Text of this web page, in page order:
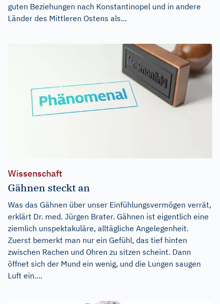
guten Beziehungen nach Konstantinopel und in andere
Länder des Mittleren Ostens als...
Wissenschaft
Gähnen steckt an
Was das Gähnen über unser Einfühlungsvermögen verrät,
erklärt Dr. med. Jürgen Brater. Gähnen ist eigentlich eine
ziemlich unspektakuläre, alltägliche Angelegenheit.
Zuerst bemerkt man nur ein Gefühl, das tief hinten
zwischen Rachen und Ohren zu sitzen scheint. Dann
öffnet sich der Mund ein wenig, und die Lungen saugen
Luft ein....